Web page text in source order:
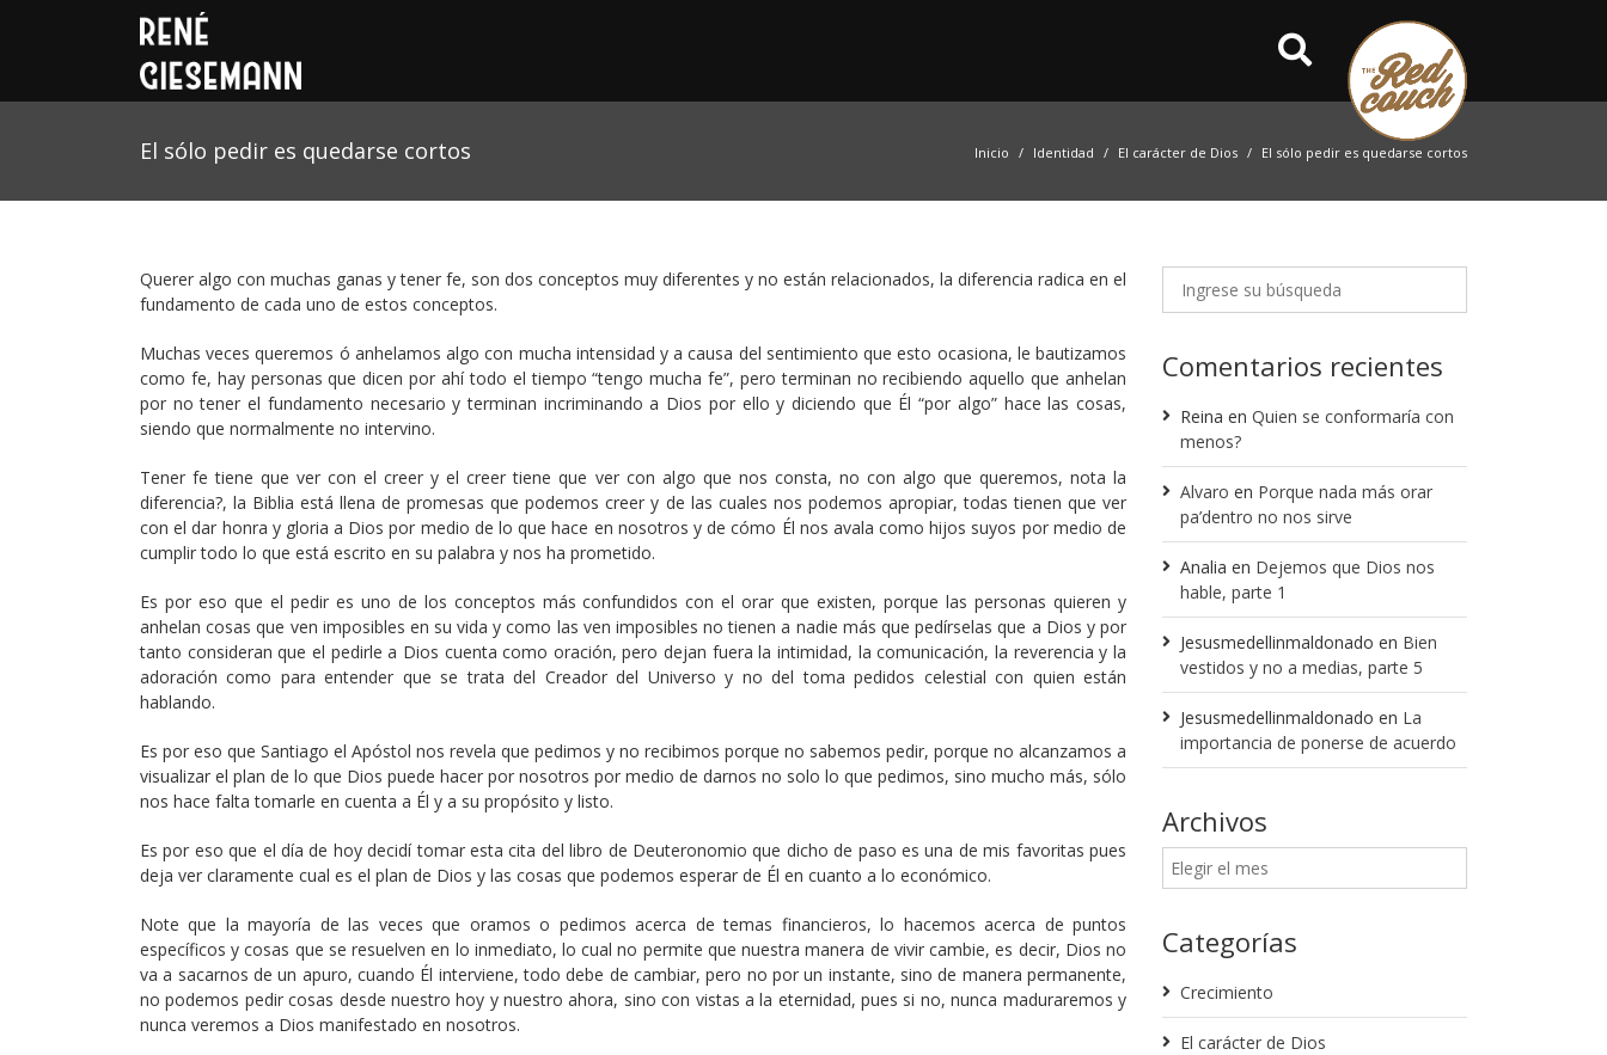
El sólo pedir es quedarse cortos Inicio Identidad El carácter de Dios El sólo pedir es quedarse cortos
Querer algo con muchas ganas y tener fe, son dos conceptos muy diferentes y no están relacionados, la diferencia radica en el
fundamento de cada uno de estos conceptos.
Muchas veces queremos ó anhelamos algo con mucha intensidad y a causa del sentimiento que esto ocasiona, le bautizamos
como fe, hay personas que dicen por ahí todo el tiempo “tengo mucha fe”, pero terminan no recibiendo aquello que anhelan
por no tener el fundamento necesario y terminan incriminando a Dios por ello y diciendo que Él “por algo” hace las cosas,
siendo que normalmente no intervino.
Tener fe tiene que ver con el creer y el creer tiene que ver con algo que nos consta, no con algo que queremos, nota la
diferencia?, la Biblia está llena de promesas que podemos creer y de las cuales nos podemos apropiar, todas tienen que ver
con el dar honra y gloria a Dios por medio de lo que hace en nosotros y de cómo Él nos avala como hijos suyos por medio de
cumplir todo lo que está escrito en su palabra y nos ha prometido.
Es por eso que el pedir es uno de los conceptos más confundidos con el orar que existen, porque las personas quieren y
anhelan cosas que ven imposibles en su vida y como las ven imposibles no tienen a nadie más que pedírselas que a Dios y por
tanto consideran que el pedirle a Dios cuenta como oración, pero dejan fuera la intimidad, la comunicación, la reverencia y la
adoración como para entender que se trata del Creador del Universo y no del toma pedidos celestial con quien están
hablando.
Es por eso que Santiago el Apóstol nos revela que pedimos y no recibimos porque no sabemos pedir, porque no alcanzamos a
visualizar el plan de lo que Dios puede hacer por nosotros por medio de darnos no solo lo que pedimos, sino mucho más, sólo
nos hace falta tomarle en cuenta a Él y a su propósito y listo.
Es por eso que el día de hoy decidí tomar esta cita del libro de Deuteronomio que dicho de paso es una de mis favoritas pues
deja ver claramente cual es el plan de Dios y las cosas que podemos esperar de Él en cuanto a lo económico.
Note que la mayoría de las veces que oramos o pedimos acerca de temas financieros, lo hacemos acerca de puntos
específicos y cosas que se resuelven en lo inmediato, lo cual no permite que nuestra manera de vivir cambie, es decir, Dios no
va a sacarnos de un apuro, cuando Él interviene, todo debe de cambiar, pero no por un instante, sino de manera permanente,
no podemos pedir cosas desde nuestro hoy y nuestro ahora, sino con vistas a la eternidad, pues si no, nunca maduraremos y
nunca veremos a Dios manifestado en nosotros.
Comentarios recientes
Reina en Quien se conformaría con
menos?
Alvaro en Porque nada más orar
pa’dentro no nos sirve
Analia en Dejemos que Dios nos
hable, parte 1
Jesusmedellinmaldonado en Bien
vestidos y no a medias, parte 5
Jesusmedellinmaldonado en La
importancia de ponerse de acuerdo
Archivos
Categorías
Crecimiento
El carácter de Dios